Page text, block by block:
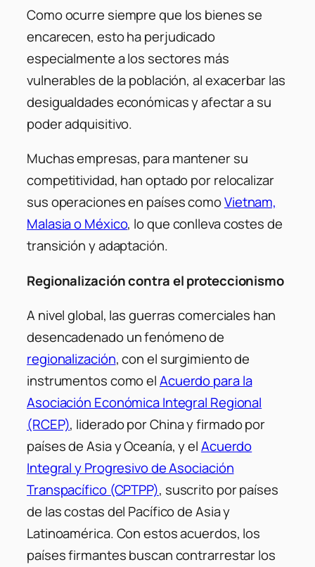
Como ocurre siempre que los bienes se
encarecen, esto ha perjudicado
especialmente a los sectores más
vulnerables de la población, al exacerbar las
desigualdades económicas y afectar a su
poder adquisitivo.
Muchas empresas, para mantener su
competitividad, han optado por relocalizar
sus operaciones en países comoVietnam,
Malasia o México, lo que conlleva costes de
transición y adaptación.
Regionalización contra el proteccionismo
A nivel global, las guerras comerciales han
desencadenado un fenómeno de
regionalización, con el surgimiento de
instrumentos como elAcuerdo para la
Asociación Económica Integral Regional
(RCEP), liderado por China y firmado por
países de Asia y Oceanía, y elAcuerdo
Integral y Progresivo de Asociación
Transpacífico (CPTPP), suscrito por países
de las costas del Pacífico de Asia y
Latinoamérica. Con estos acuerdos, los
países firmantes buscan contrarrestar los